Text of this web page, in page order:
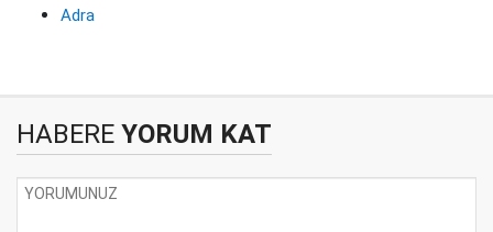
Adra
HABERE YORUM KAT